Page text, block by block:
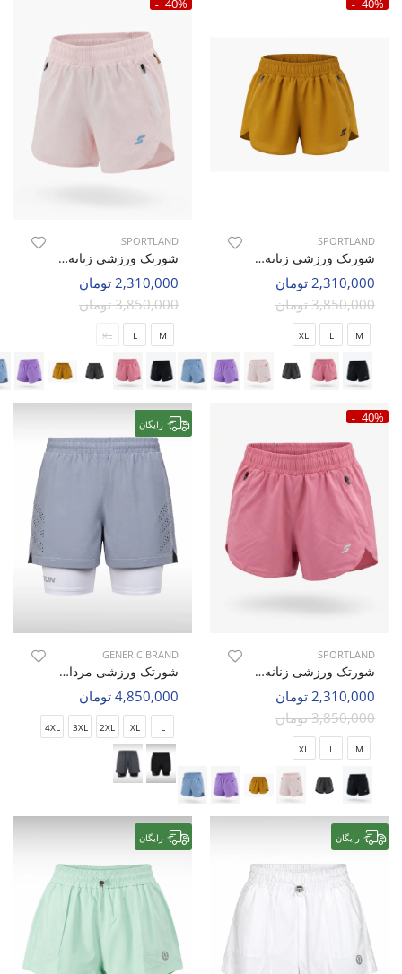
SPORTLAND
شورتک ورزشی زنانه اسپورتلند SHIFT Motion W
2,310,000 تومان
3,850,000 تومان
M
L
XL
SPORTLAND
شورتک ورزشی زنانه اسپورتلند SHIFT Motion W
2,310,000 تومان
3,850,000 تومان
M
L
XL
40%
SPORTLAND
شورتک ورزشی زنانه اسپورتلند SHIFT Motion W
2,310,000 تومان
3,850,000 تومان
M
L
XL
رایگان
GENERIC BRAND
شورتک ورزشی مردانه بدون برند Flex Runner M
4,850,000 تومان
L
XL
2XL
3XL
4XL
رایگان رایگان